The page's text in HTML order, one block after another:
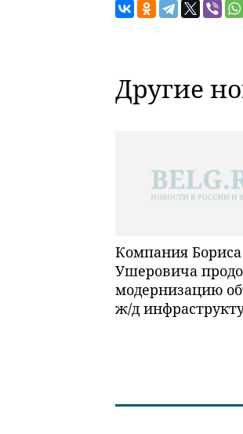
Другие
Компания Бориса
Ушеровича
модернизацию
ж/д